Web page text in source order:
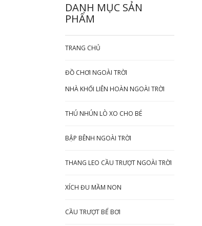
DANH MỤC SẢN
PHẨM
TRANG CHỦ
ĐỒ CHƠI NGOÀI TRỜI
NHÀ KHỐI LIÊN HOÀN NGOÀI TRỜI
THÚ NHÚN LÒ XO CHO BÉ
BẬP BÊNH NGOÀI TRỜI
THANG LEO CẦU TRƯỢT NGOÀI TRỜI
XÍCH ĐU MẦM NON
CẦU TRƯỢT BỂ BƠI